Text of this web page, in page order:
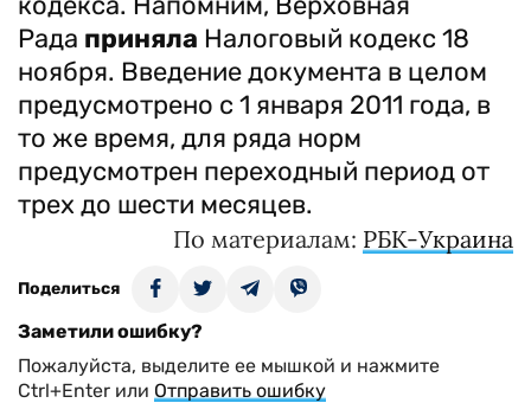
Рада приняла Налоговый кодекс 18
ноября. Введение документа в целом
предусмотрено с 1 января 2011 года, в
то же время, для ряда норм
предусмотрен переходный период от
трех до шести месяцев.
По материалам: РБК-Украина
Поделиться
Заметили ошибку?
Пожалуйста, выделите ее мышкой и нажмите
Ctrl+Enter или Отправить ошибку